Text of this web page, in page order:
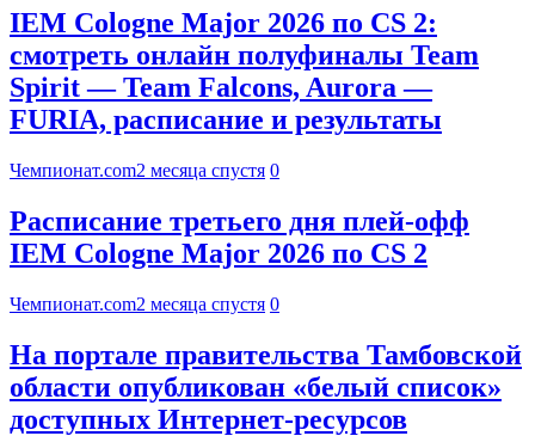
IEM Cologne Major 2026 по CS 2:
смотреть онлайн полуфиналы Team
Spirit — Team Falcons, Aurora —
FURIA, расписание и результаты
Чемпионат.com2 месяца спустя 0
Расписание третьего дня плей-офф
IEM Cologne Major 2026 по CS 2
Чемпионат.com2 месяца спустя 0
На портале правительства Тамбовской
области опубликован «белый список»
доступных Интернет-ресурсов